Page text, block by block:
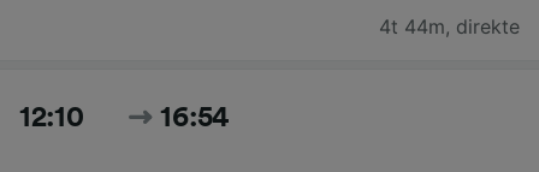
4t 44m, direkte
12:10 16:54